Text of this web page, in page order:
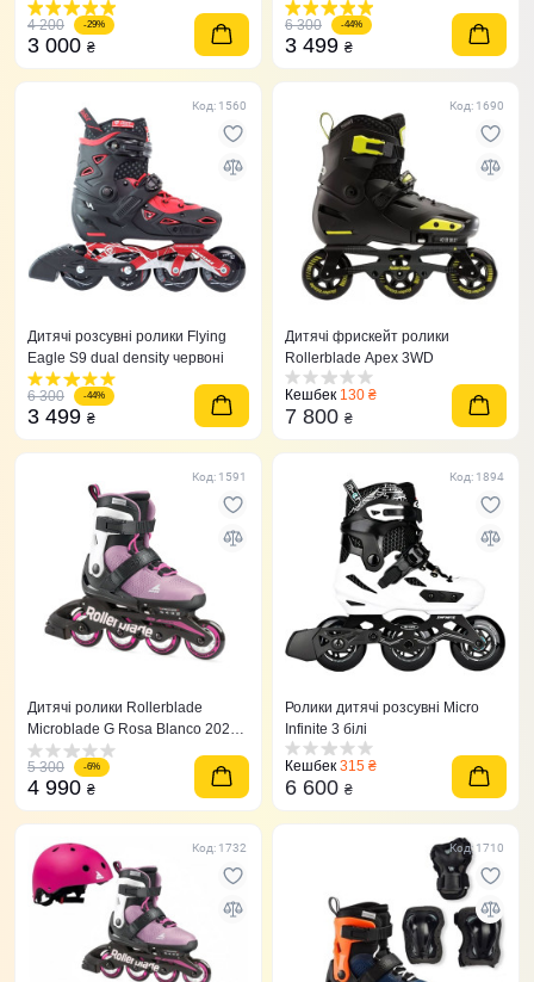
4 200 -29%
3 000 ₴
31
6 300
-44%
3 499 ₴
Код: 1560
Дитячі розсувні ролики Flying
Eagle S9 dual density червоні
6 300 -44%
3 499 ₴
Код: 1690
Дитячі фрискейт ролики
Rollerblade Apex 3WD
Кешбек 130 ₴
7 800 ₴
Код: 1591
Дитячі ролики Rollerblade
Microblade G Rosa Blanco 2021
рожеві 36,5-40,5
5 300
-6%
4 990 ₴
Код: 1894
Ролики дитячі розсувні Micro
Infinite 3 білі
Кешбек 315 ₴
6 600 ₴
Код: 1732 Код: 1710